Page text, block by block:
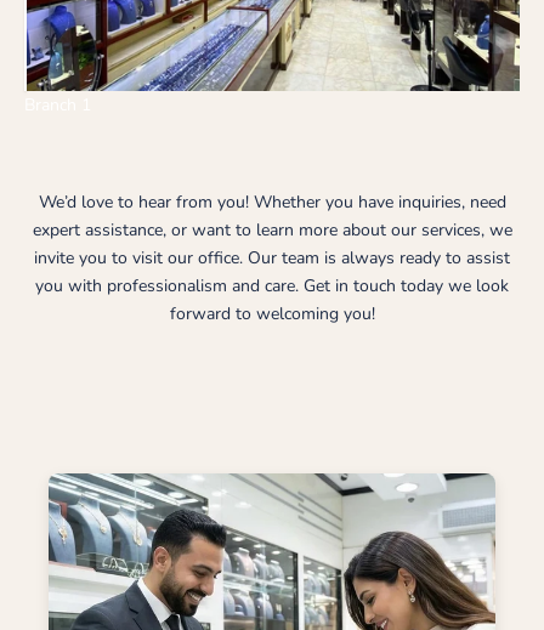
We’d love to hear from you! Whether you have inquiries, need
expert assistance, or want to learn more about our services, we
invite you to visit our office. Our team is always ready to assist
you with professionalism and care. Get in touch today we look
forward to welcoming you!
BRANCH 1 SHOWROOM
LOCATION
Shop #5, Dalmook Bldg, Gate 3, Old Gold Souk,